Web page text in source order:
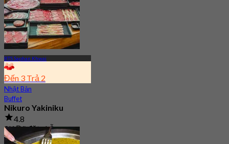
BTS Saphan Khwai
Đến 3 Trả 2
Nhật Bản
Buffet
Nikuro Yakiniku
4.8
2K Đã đặt chỗ
Từ฿ 366